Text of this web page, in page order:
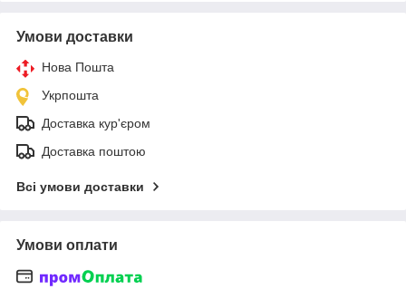
Умови доставки
Нова Пошта
Укрпошта
Доставка кур'єром
Доставка поштою
Всі умови доставки
Умови оплати